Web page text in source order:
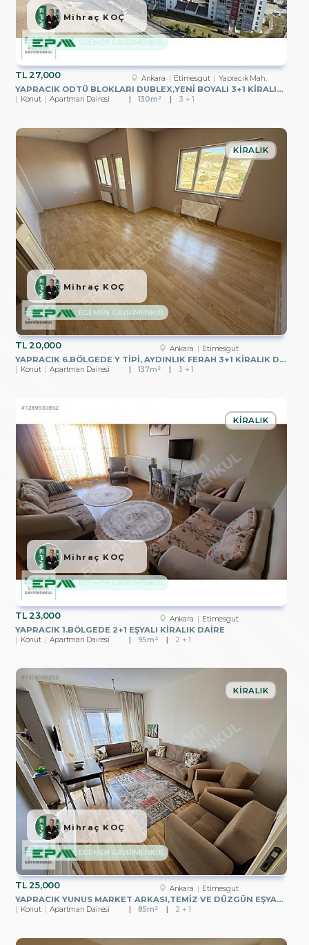
TL27,000 Ankara Etimesgut Yapracık Mah.
YAPRACIK ODTÜ BLOKLARI DUBLEX,YENİ BOYALI 3+1 KİRALIK DAİRE
Konut Apartman Dairesi 130m² 3 + 1
Mihraç KOÇ
TL20,000 Ankara Etimesgut
YAPRACIK 6.BÖLGEDE Y TİPİ, AYDINLIK FERAH 3+1 KİRALIK DAİRE
KIRALIK
Konut Apartman Dairesi 137m² 3 + 1
EGEMEN GAYRİMENKUL
Mihraç KOÇ
TL23,000 Ankara Etimesgut
YAPRACIK 1.BÖLGEDE 2+1 EŞYALI KİRALIK DAİRE
KIRALIK
Konut Apartman Dairesi 95m² 2 + 1
EGEMEN GAYRİMENKUL
Mihraç KOÇ
TL25,000 Ankara Etimesgut
YAPRACIK YUNUS MARKET ARKASI,TEMİZ VE DÜZGÜN EŞYALI 2+1 KİRALIK
KIRALIK
Konut Apartman Dairesi 85m² 2 + 1
EGEMEN GAYRİMENKUL
Mihraç KOÇ